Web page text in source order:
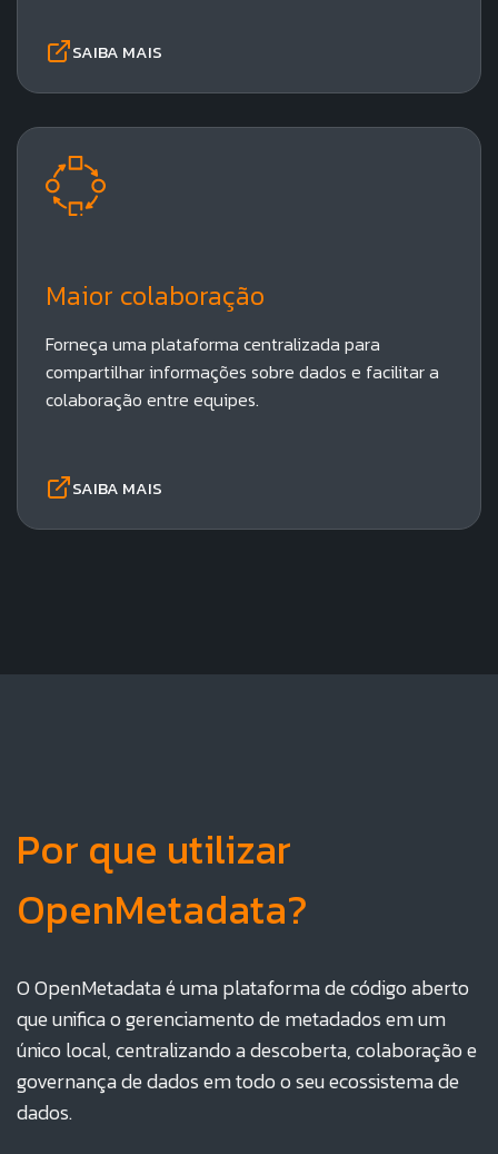
SAIBA MAIS
Maior colaboração​
Forneça uma plataforma centralizada para
compartilhar informações sobre dados e facilitar a
colaboração entre equipes.
SAIBA MAIS
Por que utilizar
OpenMetadata?
O OpenMetadata é uma plataforma de código aberto
que unifica o gerenciamento de metadados em um
único local, centralizando a descoberta, colaboração e
governança de dados em todo o seu ecossistema de
dados.